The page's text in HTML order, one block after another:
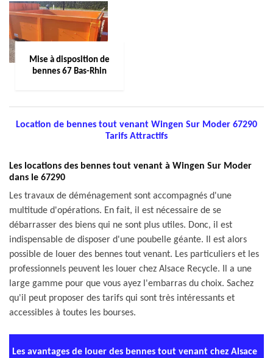
Mise à disposition de
bennes 67 Bas-Rhin
Location de bennes tout venant Wingen Sur Moder 67290
Tarifs Attractifs
Les locations des bennes tout venant à Wingen Sur Moder
dans le 67290
Les travaux de déménagement sont accompagnés d'une
multitude d'opérations. En fait, il est nécessaire de se
débarrasser des biens qui ne sont plus utiles. Donc, il est
indispensable de disposer d'une poubelle géante. Il est alors
possible de louer des bennes tout venant. Les particuliers et les
professionnels peuvent les louer chez Alsace Recycle. Il a une
large gamme pour que vous ayez l'embarras du choix. Sachez
qu'il peut proposer des tarifs qui sont très intéressants et
accessibles à toutes les bourses.
Les avantages de louer des bennes tout venant chez Alsace